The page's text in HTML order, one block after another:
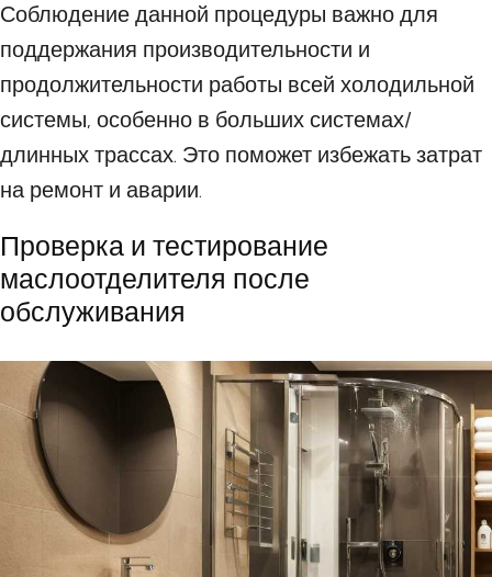
Соблюдение данной процедуры важно для
поддержания производительности и
продолжительности работы всей холодильной
системы, особенно в больших системах/
длинных трассах. Это поможет избежать затрат
на ремонт и аварии.
Проверка и тестирование
маслоотделителя после
обслуживания